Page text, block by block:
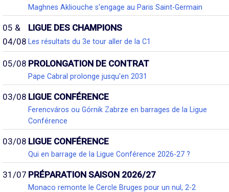
Maghnes Akliouche s'engage au Paris Saint-Germain
05 &
04/08
LIGUE DES CHAMPIONS
Les résultats du 3e tour aller de la C1
05/08 PROLONGATION DE CONTRAT
Pape Cabral prolonge jusqu'en 2031
03/08 LIGUE CONFÉRENCE
Ferencváros ou Górnik Zabrze en barrages de la Ligue
Conférence
03/08 LIGUE CONFÉRENCE
Qui en barrage de la Ligue Conférence 2026-27 ?
31/07 PRÉPARATION SAISON 2026/27
Monaco remonte le Cercle Bruges pour un nul, 2-2